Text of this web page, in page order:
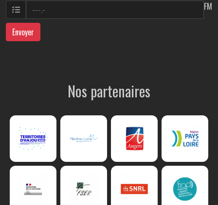
FM
Envoyer
Nos partenaires